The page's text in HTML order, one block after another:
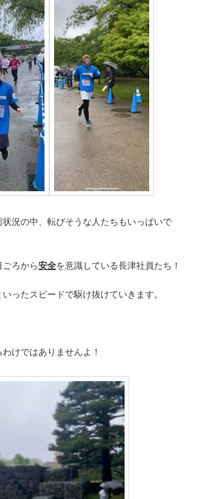
況の中、転びそうな人たちもいっぱいで
ごろから安全を意識している長津社員たち！
ったスピードで駆け抜けていきます。
けではありませんよ！